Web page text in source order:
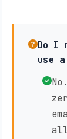
Do I
use